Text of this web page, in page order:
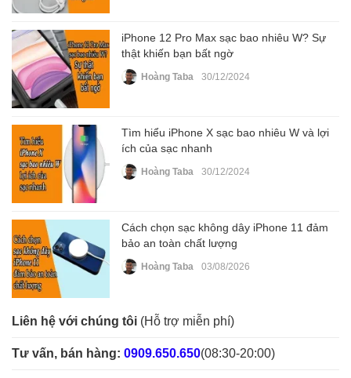
iPhone 12 Pro Max sạc bao nhiêu W? Sự
thật khiến bạn bất ngờ
Hoàng Taba 30/12/2024
Tìm hiểu iPhone X sạc bao nhiêu W và lợi
ích của sạc nhanh
Hoàng Taba 30/12/2024
Cách chọn sạc không dây iPhone 11 đảm
bảo an toàn chất lượng
Hoàng Taba 03/08/2026
Liên hệ với chúng tôi (Hỗ trợ miễn phí)
Tư vấn, bán hàng: 0909.650.650(08:30-20:00)